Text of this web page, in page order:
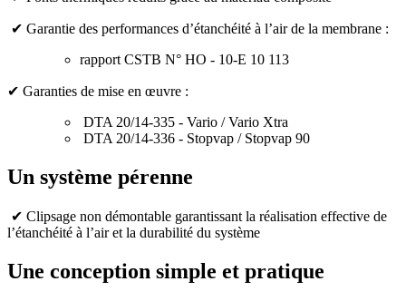
✔ Garantie des performances d’étanchéité à l’air de la membrane :
rapport CSTB N° HO - 10-E 10 113
✔ Garanties de mise en œuvre :
DTA 20/14-335 - Vario / Vario Xtra
DTA 20/14-336 - Stopvap / Stopvap 90
Un système pérenne
✔ Clipsage non démontable garantissant la réalisation effective de
l’étanchéité à l’air et la durabilité du système
Une conception simple et pratique